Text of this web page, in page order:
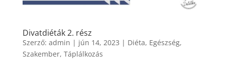
Divatdiéták 2. rész
Szerző: admin | jún 14, 2023 | Diéta, Egészség,
Szakember, Táplálkozás